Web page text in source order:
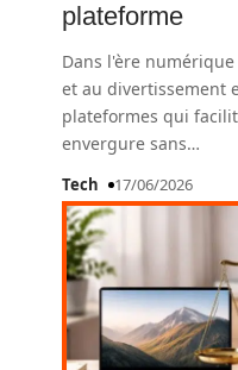
plateforme
Dans l'ère
et au divertissement
plateformes qui
envergure sans…
Tech 17/06/2026